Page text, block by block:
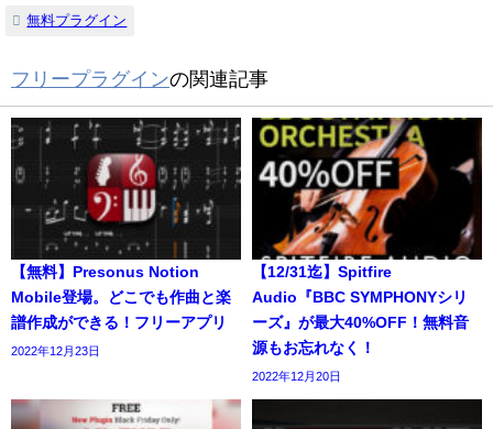
無料プラグイン
フリープラグインの関連記事
【無料】Presonus Notion
Mobile登場。どこでも作曲と楽
譜作成ができる！フリーアプリ
2022年12月23日
【12/31迄】Spitfire
Audio『BBC SYMPHONYシリ
ーズ』が最大40%OFF！無料音
源もお忘れなく！
2022年12月20日